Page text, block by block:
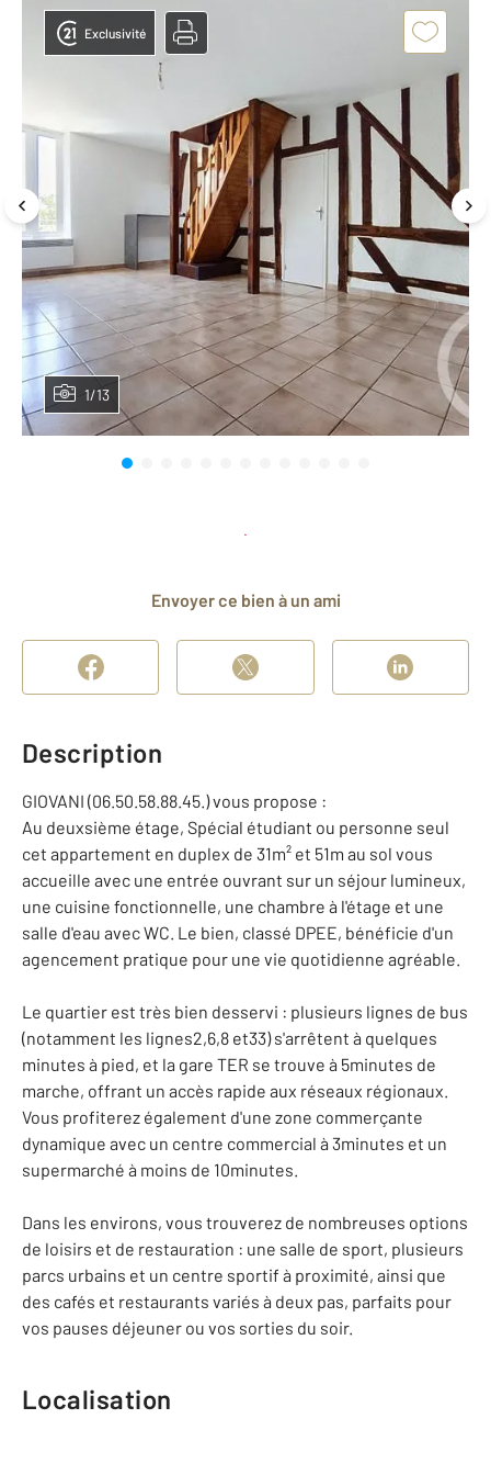
1/13
Exclusivité
Envoyer ce bien à un ami
Description
GIOVANI (06.50.58.88.45.) vous propose :
Au deuxsième étage, Spécial étudiant ou personne seul
cet appartement en duplex de 31m² et 51m au sol vous
accueille avec une entrée ouvrant sur un séjour lumineux,
une cuisine fonctionnelle, une chambre à l'étage et une
salle d'eau avec WC. Le bien, classé DPEE, bénéficie d'un
agencement pratique pour une vie quotidienne agréable.
Le quartier est très bien desservi : plusieurs lignes de bus
(notamment les lignes2,6,8 et33) s'arrêtent à quelques
minutes à pied, et la gare TER se trouve à 5minutes de
marche, offrant un accès rapide aux réseaux régionaux.
Vous profiterez également d'une zone commerçante
dynamique avec un centre commercial à 3minutes et un
supermarché à moins de 10minutes.
Dans les environs, vous trouverez de nombreuses options
de loisirs et de restauration : une salle de sport, plusieurs
parcs urbains et un centre sportif à proximité, ainsi que
des cafés et restaurants variés à deux pas, parfaits pour
vos pauses déjeuner ou vos sorties du soir.
Localisation